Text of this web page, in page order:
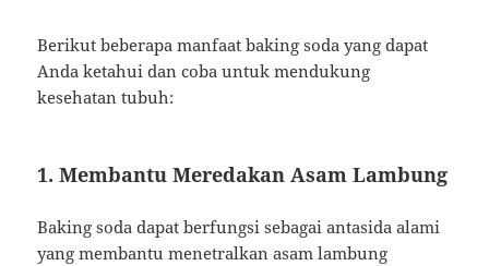
Berikut beberapa manfaat baking soda yang dapat
Anda ketahui dan coba untuk mendukung
kesehatan tubuh:
1. Membantu Meredakan Asam Lambung
Baking soda dapat berfungsi sebagai antasida alami
yang membantu menetralkan asam lambung